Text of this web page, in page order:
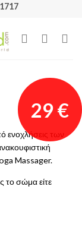
ενοχλήσεις των
Massager.
σώμα είτε
29€